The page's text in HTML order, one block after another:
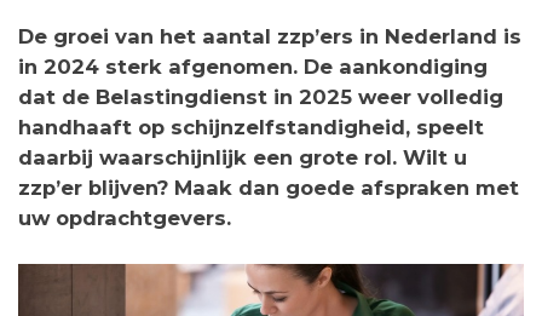
De groei van het aantal zzp’ers in Nederland is
in 2024 sterk afgenomen. De aankondiging
dat de Belastingdienst in 2025 weer volledig
handhaaft op schijnzelfstandigheid, speelt
daarbij waarschijnlijk een grote rol. Wilt u
zzp’er blijven? Maak dan goede afspraken met
uw opdrachtgevers.